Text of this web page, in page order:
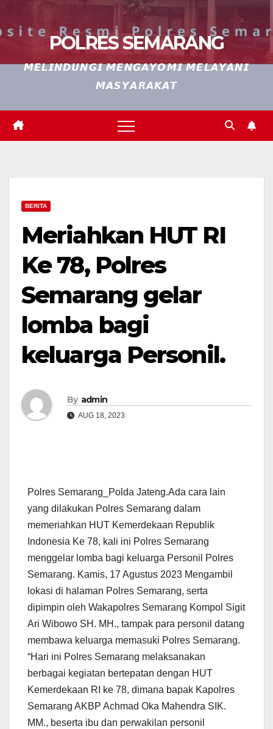
POLRES SEMARANG
𝙈𝙀𝙇𝙄𝙉𝘿𝙐𝙉𝙂𝙄 𝙈𝙀𝙉𝙂𝘼𝙔𝙊𝙈𝙄 𝙈𝙀𝙇𝘼𝙔𝘼𝙉𝙄
𝙈𝘼𝙎𝙔𝘼𝙍𝘼𝙆𝘼𝙏
BERITA
Meriahkan HUT RI
Ke 78, Polres
Semarang gelar
lomba bagi
keluarga Personil.
By admin
AUG 18, 2023
Polres Semarang_Polda Jateng.Ada cara lain
yang dilakukan Polres Semarang dalam
memeriahkan HUT Kemerdekaan Republik
Indonesia Ke 78, kali ini Polres Semarang
menggelar lomba bagi keluarga Personil Polres
Semarang. Kamis, 17 Agustus 2023 Mengambil
lokasi di halaman Polres Semarang, serta
dipimpin oleh Wakapolres Semarang Kompol Sigit
Ari Wibowo SH. MH., tampak para personil datang
membawa keluarga memasuki Polres Semarang.
“Hari ini Polres Semarang melaksanakan
berbagai kegiatan bertepatan dengan HUT
Kemerdekaan RI ke 78, dimana bapak Kapolres
Semarang AKBP Achmad Oka Mahendra SIK.
MM., beserta ibu dan perwakilan personil